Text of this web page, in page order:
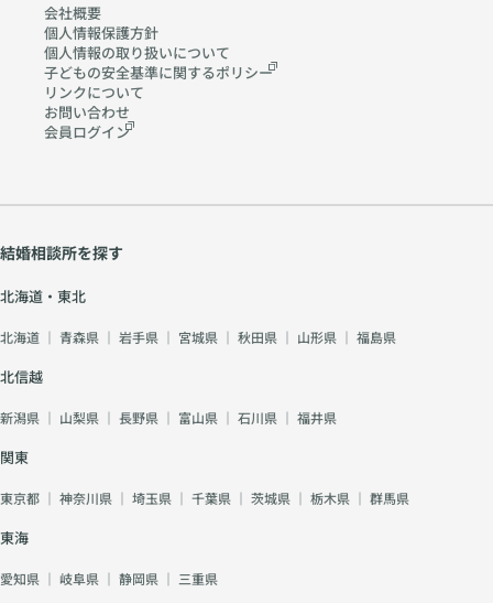
会社概要
個人情報保護方針
個人情報の取り扱いについて
子どもの安全基準に関するポリシー
リンクについて
お問い合わせ
会員ログイン
結婚相談所を探す
北海道・東北
北海道 ｜ 青森県 ｜ 岩手県 ｜ 宮城県 ｜ 秋田県 ｜ 山形県 ｜ 福島県
北信越
新潟県 ｜ 山梨県 ｜ 長野県 ｜ 富山県 ｜ 石川県 ｜ 福井県
関東
東京都 ｜ 神奈川県 ｜ 埼玉県 ｜ 千葉県 ｜ 茨城県 ｜ 栃木県 ｜ 群馬県
東海
愛知県 ｜ 岐阜県 ｜ 静岡県 ｜ 三重県